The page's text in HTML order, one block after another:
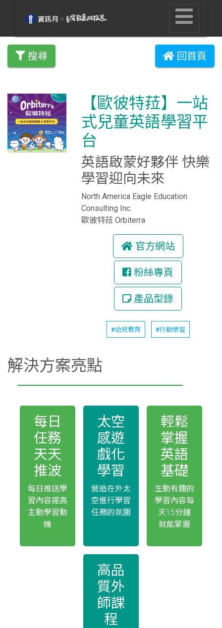
搜尋 回首頁
【歐彼特菈】一站
式兒童英語學習平
台
英語啟蒙好夥伴 快樂
學習迎向未來
North America Eagle Education
Consulting Inc.
歐彼特菈 Orbiterra
官方網站
粉絲專頁
產品型錄
#幼兒教育 #行動學習
解決方案亮點
每日
任務
天天
推波
每日推送學
習內容提高
主動學習動
機
太空
感遊
戲化
學習
營造在外太
空進行學習
任務的氛圍
輕鬆
掌握
英語
基礎
生動有趣的
學習內容每
天15分鐘
就能掌握
高品
質外
師課
程